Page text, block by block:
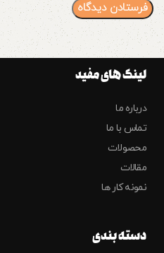
لینک های مفید
درباره ما
تماس با ما
محصولات
مقالات
نمونه کار ها
دسته بندی